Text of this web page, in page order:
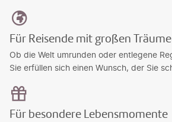
Für Reisende mit großen
Ob die Welt umrunden oder entlegene
Sie erfüllen sich einen Wunsch, der Sie
Für besondere Lebensmomente